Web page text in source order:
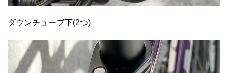
ダウンチューブ下(2つ)